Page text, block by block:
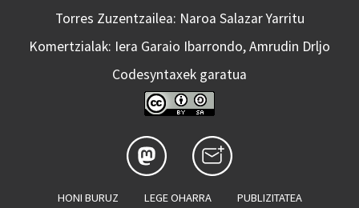
Torres Zuzentzailea: Naroa Salazar Yarritu
Komertzialak: Iera Garaio Ibarrondo, Amrudin Drljo
Codesyntaxek garatua
HONI BURUZ LEGE OHARRA PUBLIZITATEA